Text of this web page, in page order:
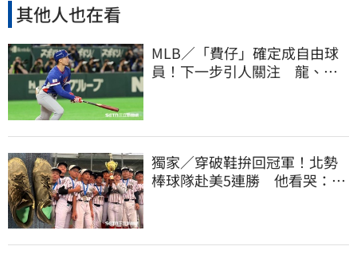
其他人也在看
MLB／「費仔」確定成自由球
員！下一步引人關注 龍、獅
獨家／穿破鞋拚回冠軍！北勢
棒球隊赴美5連勝 他看哭：台